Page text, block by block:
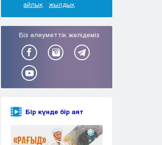
Усть-Каменогорск
Шымкент
айлық
жылдық
Біз әлеуметтік желідеміз
Бір күнде бір аят